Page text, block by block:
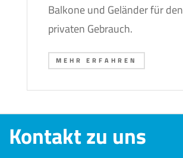
Balkone und Geländer für den
privaten Gebrauch.
MEHR ERFAHREN
Kontakt zu uns